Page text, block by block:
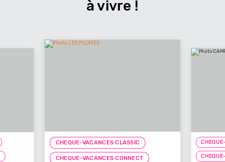
à vivre !
CHEQUE-VACANCES CLASSIC
CHEQUE-VACANCES CONNECT